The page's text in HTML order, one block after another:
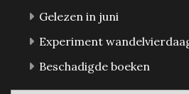
Gelezen in juni
Experiment
Beschadigde boeken